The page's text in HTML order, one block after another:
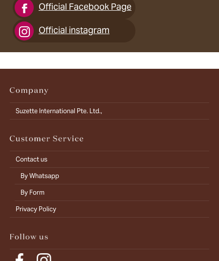
Official Facebook Page
Official instagram
Suzette International Pte. Ltd.,
Contact us
By Whatsapp
By Form
Privacy Policy